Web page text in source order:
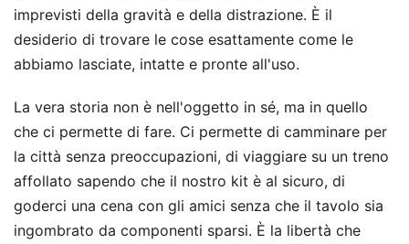
imprevisti della gravità e della distrazione. È il
desiderio di trovare le cose esattamente come le
abbiamo lasciate, intatte e pronte all'uso.
La vera storia non è nell'oggetto in sé, ma in quello
che ci permette di fare. Ci permette di camminare per
la città senza preoccupazioni, di viaggiare su un treno
affollato sapendo che il nostro kit è al sicuro, di
goderci una cena con gli amici senza che il tavolo sia
ingombrato da componenti sparsi. È la libertà che